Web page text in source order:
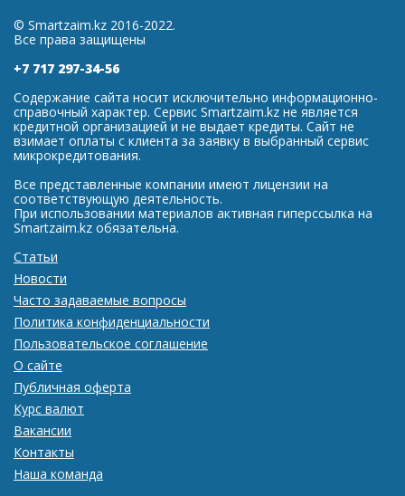
© Smartzaim.kz 2016-2022.
Все права защищены
+7 717 297-34-56
Содержание сайта носит исключительно информационно-
справочный характер. Сервис Smartzaim.kz не является
кредитной организацией и не выдает кредиты. Сайт не
взимает оплаты с клиента за заявку в выбранный сервис
микрокредитования.
Все представленные компании имеют лицензии на
соответствующую деятельность.
При использовании материалов активная гиперссылка на
Smartzaim.kz обязательна.
Статьи
Новости
Часто задаваемые вопросы
Политика конфиденциальности
Пользовательское соглашение
О сайте
Публичная оферта
Курс валют
Вакансии
Контакты
Наша команда